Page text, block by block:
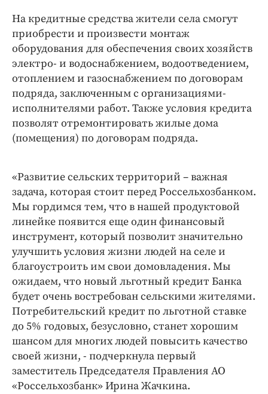
На кредитные средства жители села смогут
приобрести и произвести монтаж
оборудования для обеспечения своих хозяйств
электро- и водоснабжением, водоотведением,
отоплением и газоснабжением по договорам
подряда, заключенным с организациями-
исполнителями работ. Также условия кредита
позволят отремонтировать жилые дома
(помещения) по договорам подряда.
«Развитие сельских территорий – важная
задача, которая стоит перед Россельхозбанком.
Мы гордимся тем, что в нашей продуктовой
линейке появится еще один финансовый
инструмент, который позволит значительно
улучшить условия жизни людей на селе и
благоустроить им свои домовладения. Мы
ожидаем, что новый льготный кредит Банка
будет очень востребован сельскими жителями.
Потребительский кредит по льготной ставке
до 5% годовых, безусловно, станет хорошим
шансом для многих людей повысить качество
своей жизни, - подчеркнула первый
заместитель Председателя Правления АО
«Россельхозбанк» Ирина Жачкина.